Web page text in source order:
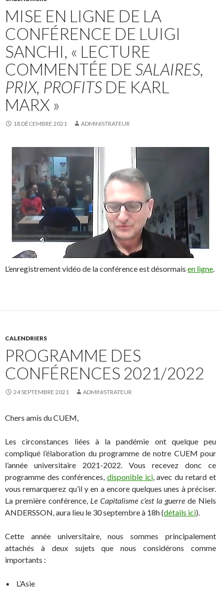
MISE EN LIGNE DE LA
CONFÉRENCE DE LUIGI
SANCHI, « LECTURE
COMMENTÉE DE SALAIRES,
PRIX, PROFITS DE KARL
MARX »
18 DÉCEMBRE 2021 ADMINISTRATEUR
L’enregistrement vidéo de la conférence est désormais en ligne.
CALENDRIERS
PROGRAMME DES
CONFÉRENCES 2021/2022
24 SEPTEMBRE 2021 ADMINISTRATEUR
Chers amis du CUEM,
Les circonstances liées à la pandémie ont quelque peu
compliqué l’élaboration du programme de notre CUEM pour
l’année universitaire 2021-2022. Vous recevez donc ce
programme des conférences, disponible ici, avec du retard et
vous remarquerez qu’il y en a encore quelques unes à préciser.
La première conférence, Le Capitalisme c’est la guerre de Niels
ANDERSSON, aura lieu le 30 septembre à 18h (détails ici).
Cette année universitaire, nous sommes principalement
attachés à deux sujets que nous considérons comme
importants :
L’Asie